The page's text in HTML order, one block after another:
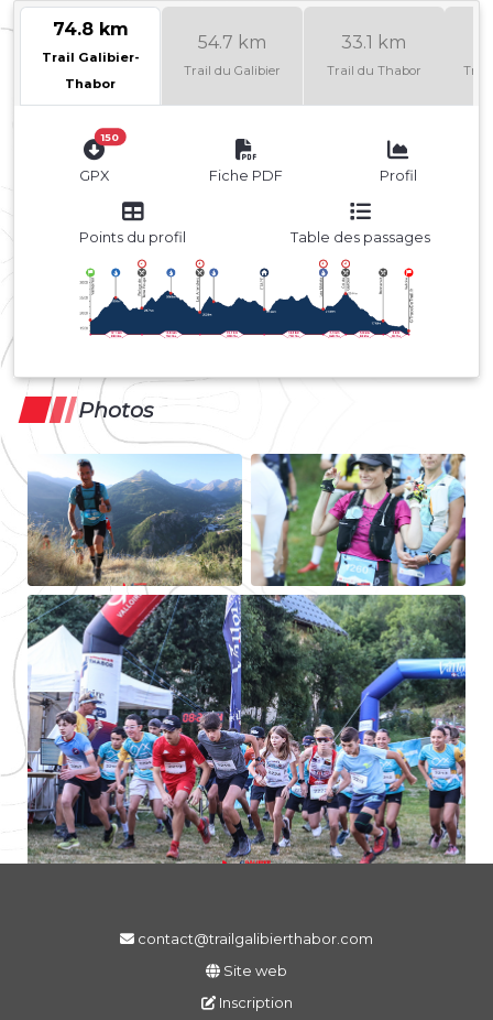
74.8 km
Trail Galibier-
Thabor
54.7 km
Trail du Galibier
33.1 km
Trail du Thabor Trail
150
GPX Fiche PDF Profil
Points du profil Table des passages
Photos
contact@trailgalibierthabor.com
Site web
Inscription